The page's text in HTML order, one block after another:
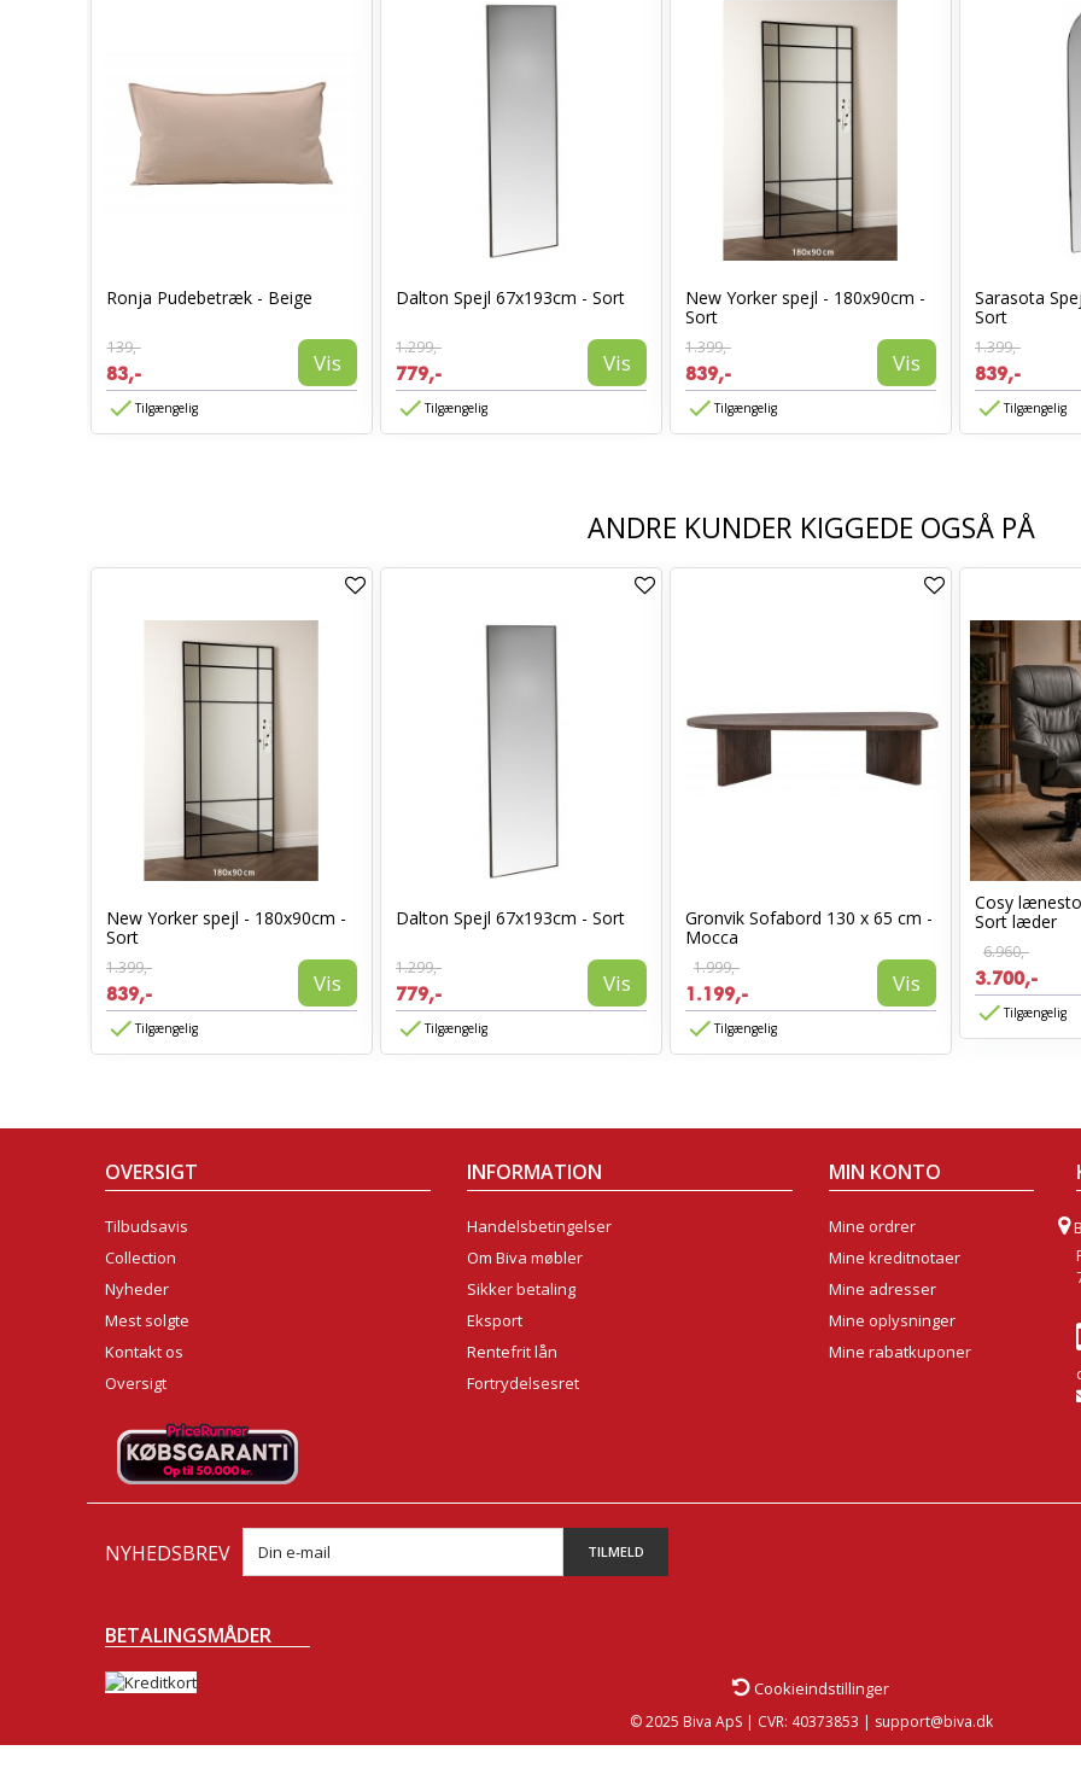
Ronja Pudebetræk - Beige
139,-
83,- Vis
Tilgængelig
Dalton Spejl 67x193cm - Sort
1.299,-
779,- Vis
Tilgængelig
New Yorker spejl - 180x90cm -
Sort
1.399,-
839,- Vis
Tilgængelig
Sarasota
Sort
1.399,-
839,-
Tilgængelig
ANDRE KUNDER KIGGEDE OGSÅ PÅ
New Yorker spejl - 180x90cm -
Sort
1.399,-
839,- Vis
Tilgængelig
Dalton Spejl 67x193cm - Sort
1.299,-
779,- Vis
Tilgængelig
Gronvik Sofabord 130 x 65 cm -
Mocca
1.999,-
1.199,- Vis
Tilgængelig
Cosy
Sort læder
6.960,-
3.700,-
Tilgængelig
OVERSIGT
Tilbudsavis
Collection
Nyheder
Mest solgte
Kontakt os
Oversigt
INFORMATION
Handelsbetingelser
Om Biva møbler
Sikker betaling
Eksport
Rentefrit lån
Fortrydelsesret
Cookieindstillinger
© 2025 Biva ApS | CVR: 40373853 | support@biva.dk
MIN KONTO
Mine ordrer
Mine kreditnotaer
Mine adresser
Mine oplysninger
Mine rabatkuponer
NYHEDSBREV TILMELD
BETALINGSMÅDER